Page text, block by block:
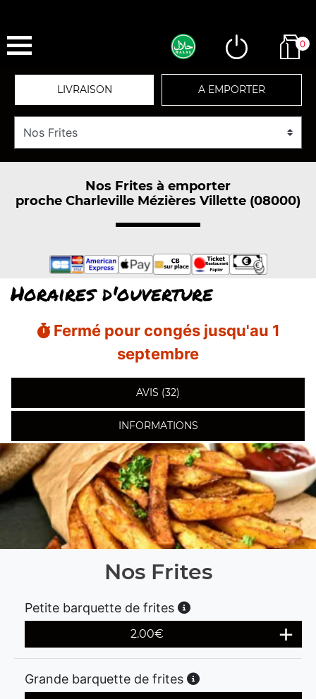
0
LIVRAISON A EMPORTER
Nos Frites à emporter
proche Charleville Mézières Villette (08000)
Horaires d'ouverture
Fermé pour congés jusqu'au 1
septembre
AVIS (32)
INFORMATIONS
Nos Frites
Petite barquette de frites
2.00€
Grande barquette de frites